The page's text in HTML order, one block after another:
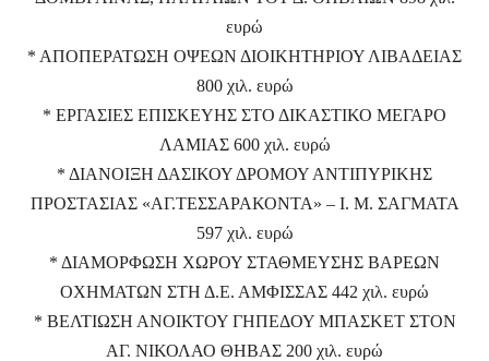
ευρώ
* ΑΠΟΠΕΡΑΤΩΣΗ ΟΨΕΩΝ ΔΙΟΙΚΗΤΗΡΙΟΥ ΛΙΒΑΔΕΙΑΣ
800 χιλ. ευρώ
* ΕΡΓΑΣΙΕΣ ΕΠΙΣΚΕΥΗΣ ΣΤΟ ΔΙΚΑΣΤΙΚΟ ΜΕΓΑΡΟ
ΛΑΜΙΑΣ 600 χιλ. ευρώ
* ΔΙΑΝΟΙΞΗ ΔΑΣΙΚΟΥ ΔΡΟΜΟΥ ΑΝΤΙΠΥΡΙΚΗΣ
ΠΡΟΣΤΑΣΙΑΣ «ΑΓ.ΤΕΣΣΑΡΑΚΟΝΤΑ» – Ι. Μ. ΣΑΓΜΑΤΑ
597 χιλ. ευρώ
* ΔΙΑΜΟΡΦΩΣΗ ΧΩΡΟΥ ΣΤΑΘΜΕΥΣΗΣ ΒΑΡΕΩΝ
ΟΧΗΜΑΤΩΝ ΣΤΗ Δ.Ε. ΑΜΦΙΣΣΑΣ 442 χιλ. ευρώ
* ΒΕΛΤΙΩΣΗ ΑΝΟΙΚΤΟΥ ΓΗΠΕΔΟΥ ΜΠΑΣΚΕΤ ΣΤΟΝ
ΑΓ. ΝΙΚΟΛΑΟ ΘΗΒΑΣ 200 χιλ. ευρώ